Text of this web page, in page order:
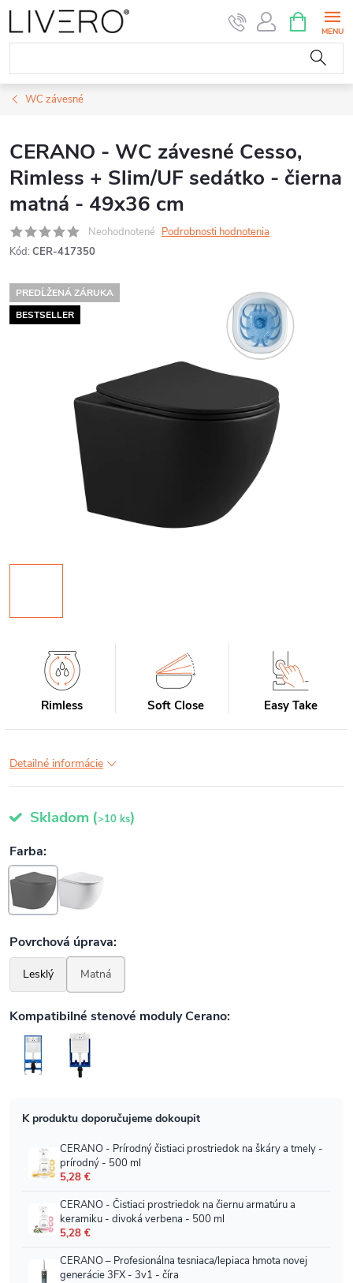
Prejsť
na
obsah
KOŠÍK
WC závesné
CERANO - WC závesné Cesso,
Rimless + Slim/UF sedátko - čierna
matná - 49x36 cm
Neohodnotené Podrobnosti hodnotenia
Kód: CER-417350
PREDĹŽENÁ ZÁRUKA
BESTSELLER
Rimless Soft Close Easy Take
Detailné informácie
Skladom (>10 ks)